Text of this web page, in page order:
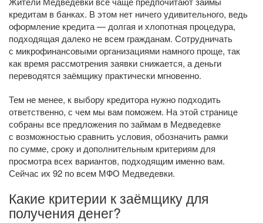
кредитам в банках. В этом нет ничего удивительного, ведь
оформление кредита — долгая и хлопотная процедура,
подходящая далеко не всем гражданам. Сотрудничать
с микрофинансовыми организациями намного проще, так
как время рассмотрения заявки снижается, а деньги
переводятся заёмщику практически мгновенно.
Тем не менее, к выбору кредитора нужно подходить
ответственно, с чем мы вам поможем. На этой странице
собраны все предложения по займам в Медведевке
с возможностью сравнить условия, обозначить рамки
по сумме, сроку и дополнительным критериям для
просмотра всех вариантов, подходящим именно вам.
Сейчас их 92 по всем МФО Медведевки.
Какие критерии к заёмщику для
получения денег?